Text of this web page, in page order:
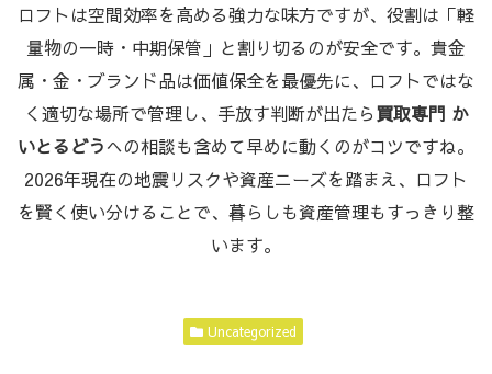
ロフトは空間効率を高める強力な味方ですが、役割は「軽
量物の一時・中期保管」と割り切るのが安全です。貴金
属・金・ブランド品は価値保全を最優先に、ロフトではな
く適切な場所で管理し、手放す判断が出たら買取専門 か
いとるどうへの相談も含めて早めに動くのがコツですね。
2026年現在の地震リスクや資産ニーズを踏まえ、ロフト
を賢く使い分けることで、暮らしも資産管理もすっきり整
います。
Uncategorized